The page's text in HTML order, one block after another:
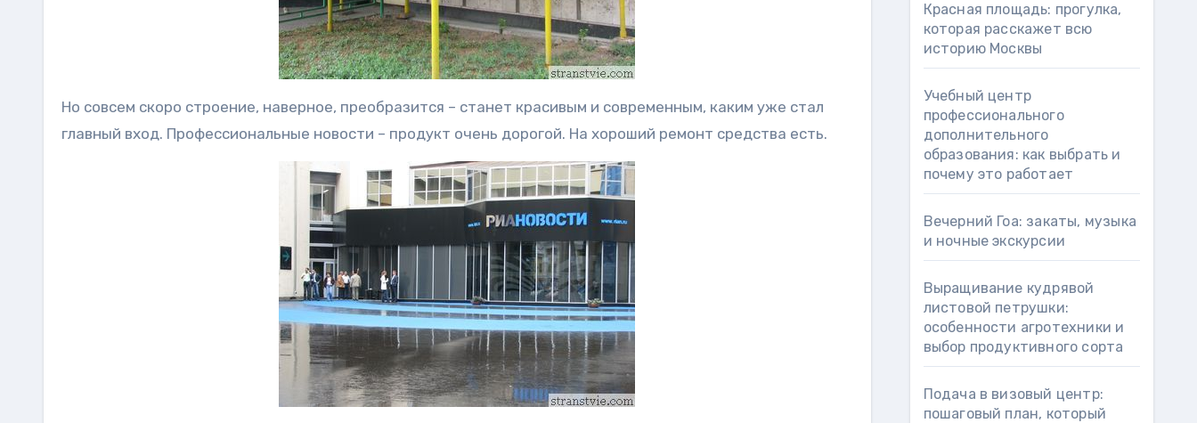
Но совсем скоро строение, наверное, преобразится – станет красивым и современным, каким уже стал
главный вход. Профессиональные новости – продукт очень дорогой. На хороший ремонт средства есть.
Красная площадь: прогулка,
которая расскажет всю
историю Москвы
Учебный центр
профессионального
дополнительного
образования: как выбрать и
почему это работает
Вечерний Гоа: закаты, музыка
и ночные экскурсии
Выращивание кудрявой
листовой петрушки:
особенности агротехники и
выбор продуктивного сорта
Подача в визовый центр:
пошаговый план, который